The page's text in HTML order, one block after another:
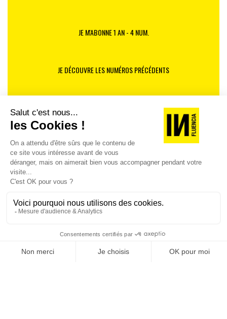
JE M'ABONNE 1 AN - 4 NUM.
JE DÉCOUVRE LES NUMÉROS PRÉCÉDENTS